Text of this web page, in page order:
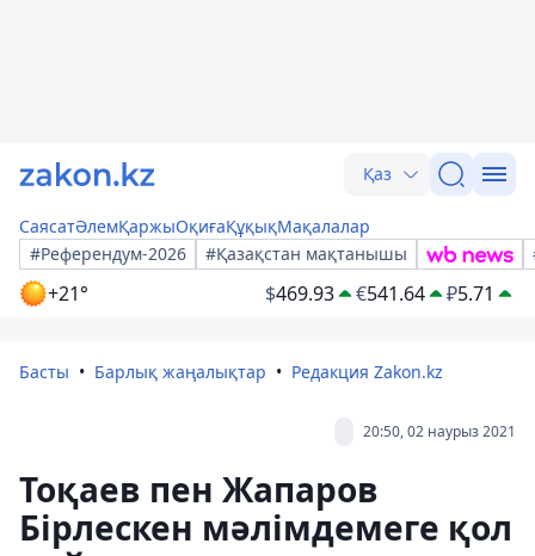
Қаз
СаясатӘлемҚаржыОқиғаҚұқықМақалалар
#Референдум-2026
#Қазақстан мақтанышы
+21° $469.93 €541.64 ₽5.71
Басты Барлық жаңалықтар Редакция Zakon.kz
20:50, 02 наурыз 2021
Тоқаев пен Жапаров
Бірлескен мәлімдемеге қол